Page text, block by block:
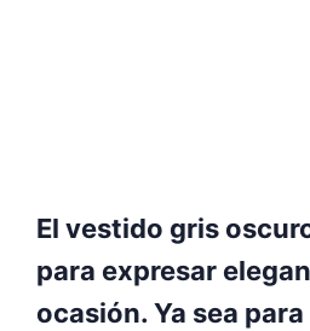
El vestido gris
para expresar
ocasión. Ya sea